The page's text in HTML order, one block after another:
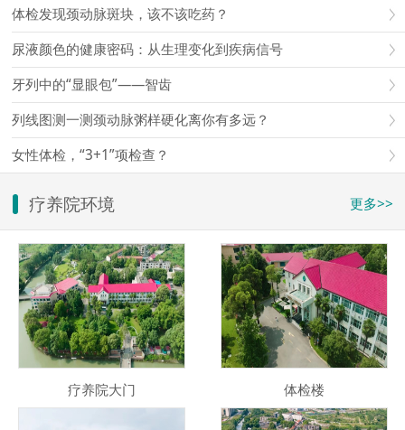
体检发现颈动脉斑块，该不该吃药？
尿液颜色的健康密码：从生理变化到疾病信号
牙列中的“显眼包”——智齿
列线图测一测颈动脉粥样硬化离你有多远？
女性体检，“3+1”项检查？
疗养院环境 更多>>
疗养院大门 体检楼